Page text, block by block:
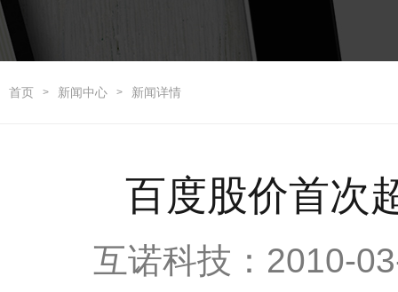
首页 > 新闻中心 > 新闻详情
百度股价首次
互诺科技：2010-